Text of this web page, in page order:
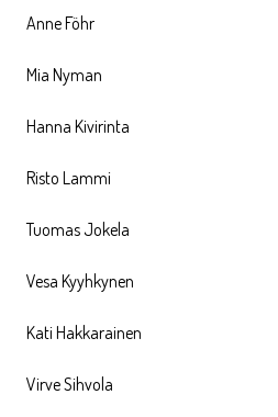
Anne Föhr
Mia Nyman
Hanna Kivirinta
Risto Lammi
Tuomas Jokela
Vesa Kyyhkynen
Kati Hakkarainen
Virve Sihvola